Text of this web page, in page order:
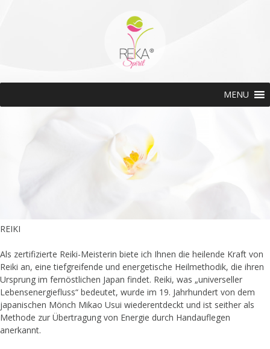
MENU
REIKI
Als zertifizierte Reiki-Meisterin biete ich Ihnen die heilende Kraft von
Reiki an, eine tiefgreifende und energetische Heilmethodik, die ihren
Ursprung im fernöstlichen Japan findet. Reiki, was „universeller
Lebensenergiefluss“ bedeutet, wurde im 19. Jahrhundert von dem
japanischen Mönch Mikao Usui wiederentdeckt und ist seither als
Methode zur Übertragung von Energie durch Handauflegen
anerkannt.